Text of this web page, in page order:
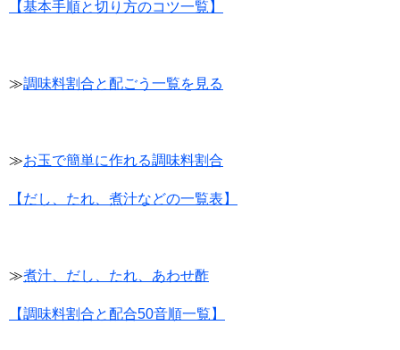
【基本手順と切り方のコツ一覧】
≫調味料割合と配ごう一覧を見る
≫お玉で簡単に作れる調味料割合
【だし、たれ、煮汁などの一覧表】
≫煮汁、だし、たれ、あわせ酢
【調味料割合と配合50音順一覧】